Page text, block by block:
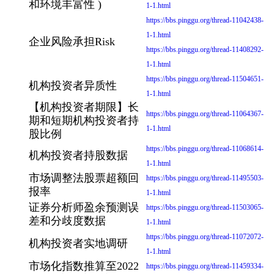
和环境丰富性 ) 1-1.html
企业风险承担Risk
https://bbs.pinggu.org/thread-11042438-
1-1.html
https://bbs.pinggu.org/thread-11408292-
1-1.html
机构投资者异质性
https://bbs.pinggu.org/thread-11504651-
1-1.html
【机构投资者期限】长
期和短期机构投资者持
股比例
https://bbs.pinggu.org/thread-11064367-
1-1.html
机构投资者持股数据
https://bbs.pinggu.org/thread-11068614-
1-1.html
市场调整法股票超额回
报率
https://bbs.pinggu.org/thread-11495503-
1-1.html
证券分析师盈余预测误
差和分歧度数据
https://bbs.pinggu.org/thread-11503065-
1-1.html
机构投资者实地调研
https://bbs.pinggu.org/thread-11072072-
1-1.html
市场化指数推算至2022
https://bbs.pinggu.org/thread-11459334-